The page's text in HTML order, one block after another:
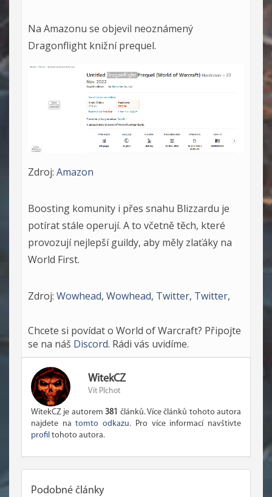
Na Amazonu se objevil neoznámený
Dragonflight knižní prequel.
Zdroj: Amazon
Boosting komunity i přes snahu Blizzardu je
potírat stále operují. A to včetně těch, které
provozují nejlepší guildy, aby měly zlaťáky na
World First.
Zdroj: Wowhead, Wowhead, Twitter, Twitter,
Chcete si povídat o World of Warcraft? Připojte
se na náš Discord. Rádi vás uvidíme.
WitekCZ
Vít Plchot
WitekCZ je autorem381 článků. Více článků tohoto autora
najdete natomto odkazu. Pro více informací navštivte
profil tohoto autora.
Podobné články